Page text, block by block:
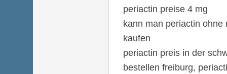
periactin preise 4 mg
kann man periactin
kaufen
periactin preis in der
bestellen freiburg,